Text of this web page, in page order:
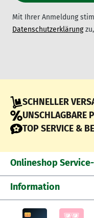
Mit Ihrer Anmeldung
Datenschutzerklärung
SCHNELLER
UNSCHLAGBARE
TOP SERVICE &
Onlineshop
Information